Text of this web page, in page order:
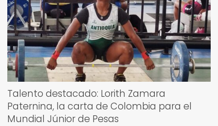
Talento destacado: Lorith Zamara
Paternina, la carta de Colombia para el
Mundial Júnior de Pesas